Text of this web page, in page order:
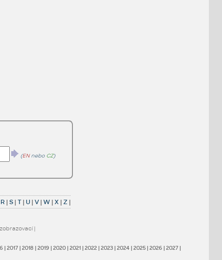
(ENnebo CZ)
R |S|T| U|V|W|X |Z |
zobrazovací|
| 2017| 2018 | 2019| 2020| 2021| 2022| 2023| 2024| 2025| 2026| 2027|